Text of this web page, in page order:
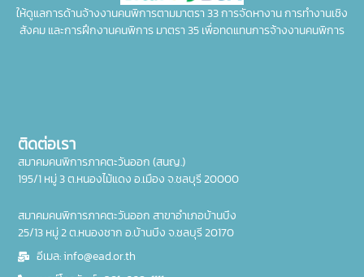
ให้ดูแลการด้านจ้างงานคนพิการตามมาตรา 33 การจัดหางาน การทำงานเชิง
สังคม และการฝึกงานคนพิการ มาตรา 35 เพื่อทดแทนการจ้างงานคนพิการ
ติดต่อเรา
สมาคมคนพิการภาคตะวันออก (สนญ.)
195/1 หมู่ 3 ต.หนองไม้แดง อ.เมือง จ.ชลบุรี 20000
สมาคมคนพิการภาคตะวันออก สาขาอำเภอบ้านบึง
25/13 หมู่ 2 ต.หนองชาก อ.บ้านบึง จ.ชลบุรี 20170
อีเมล: info@ead.or.th